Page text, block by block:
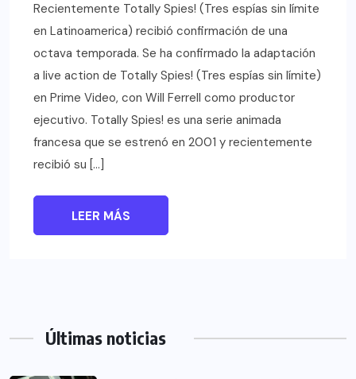
Recientemente Totally Spies! (Tres espías sin límite
en Latinoamerica) recibió confirmación de una
octava temporada. Se ha confirmado la adaptación
a live action de Totally Spies! (Tres espías sin límite)
en Prime Video, con Will Ferrell como productor
ejecutivo. Totally Spies! es una serie animada
francesa que se estrenó en 2001 y recientemente
recibió su […]
LEER MÁS
Últimas noticias